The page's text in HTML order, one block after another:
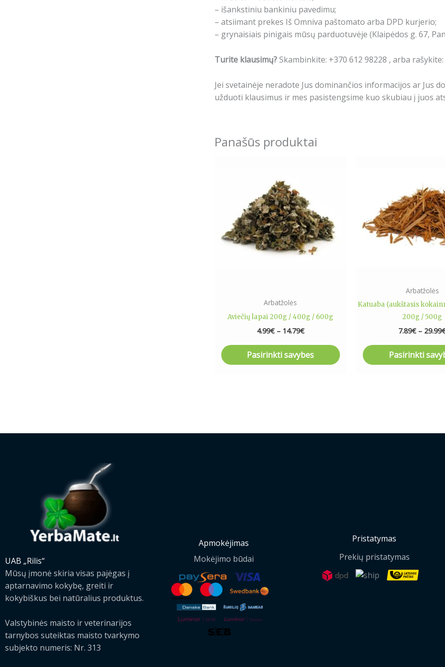
– išankstiniu bankiniu pavedimu;
– atsiimant prekes Iš Omniva paštomato arba DPD kurjerio;
– grynaisiais pinigais mūsų parduotuvėje (Klaipėdos g. 67,
Turite klausimų?Skambinkite: +370 612 98228 , arba
Jei svetainėje neradote Jus dominančios informacijos ar Jus
užduoti klausimus ir mes pasistengsime kuo skubiau į juos
Panašūs produktai
Arbatžolės
Aviečių lapai 200g / 400g / 600g
4.99€ – 14.79€
14.79€
Pasirinkti savybes
has
multiple
variants.
The
options
may
the
product
page
Arbatžolės
Katuaba (aukštasis
200g / 500g
7.89€ – 29.99
Pasirinkti
has
The
may
on
the
page
UAB „Rilis“
Mūsų įmonė skiria visas pajėgas į
aptarnavimo kokybę, greiti ir
kokybiškus bei natūralius produktus.
Valstybinės maisto ir veterinarijos
tarnybos suteiktas maisto tvarkymo
subjekto numeris: Nr. 313
Apmokėjimas
Mokėjimo būdai
Pristatymas
Prekių pristatymas